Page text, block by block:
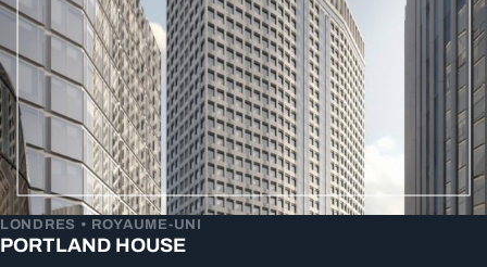
PORTLAND HOUSE
LONDRES • ROYAUME-UNI